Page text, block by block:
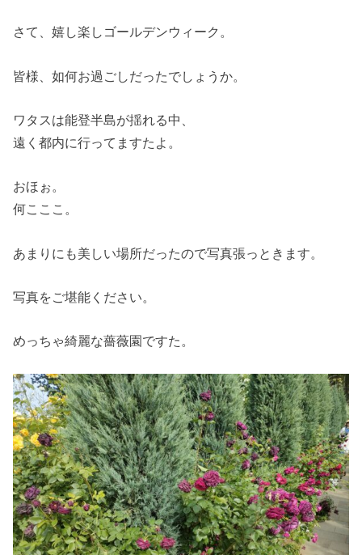
さて、嬉し楽しゴールデンウィーク。
皆様、如何お過ごしだったでしょうか。
ワタスは能登半島が揺れる中、
遠く都内に行ってますたよ。
おほぉ。
何こここ。
あまりにも美しい場所だったので写真張っときます。
写真をご堪能ください。
めっちゃ綺麗な薔薇園ですた。